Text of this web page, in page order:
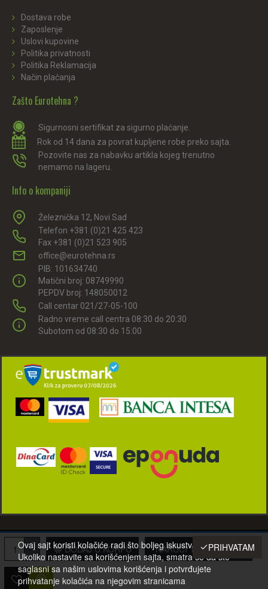
DODAJ U KORPU NARUČI TELEFONOM
Dostava robe
Zaposlenje
Uslovi kupovine
Politika privatnosti
Politika Reklamacija
Način plaćanja
Zašto Eurotehna ?
Sigurnosni sertifikat za sigurno plaćanje.
Rok od 14 dana za povrat kupljene robe preko sajta.
Pozovite nas za nabavku artikla kojeg trenutno
nemamo na lageru.
Info o kompaniji
Železnička 12, Novi Sad
Telefon +381 (0)21 425 423
Fax +381 (0)21 523 905
office@eurotehna.rs
PIB: 101634740
Matični broj: 08749990
PEPDV broj: 148050012
Call centar 021/27-05-100
Radno vreme call centra 08:30 do 20:30
Subotom od 08:30 do 15:00
© 2001-2022 Eurotehna-021 d.o.o. Novi Sad, Srbija. Sva prava zadržana.
PRIHVATAM
Ovaj sajt koristi kolačiće radi što boljeg iskustva posetilaca.
Ukoliko nastavite sa korišćenjem sajta, smatra se da ste
saglasni sa našim uslovima korišćenja i potvrđujete
prihvatanje kolačića na njegovim stranicama